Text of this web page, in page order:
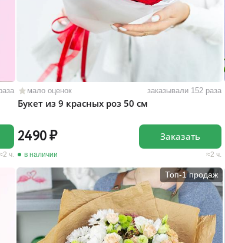
2 ч.
мало оценок заказывали 152 раза
Букет из 9 красных роз 50 см
2490
в наличии 2 ч.
Заказать
Топ-1 продаж